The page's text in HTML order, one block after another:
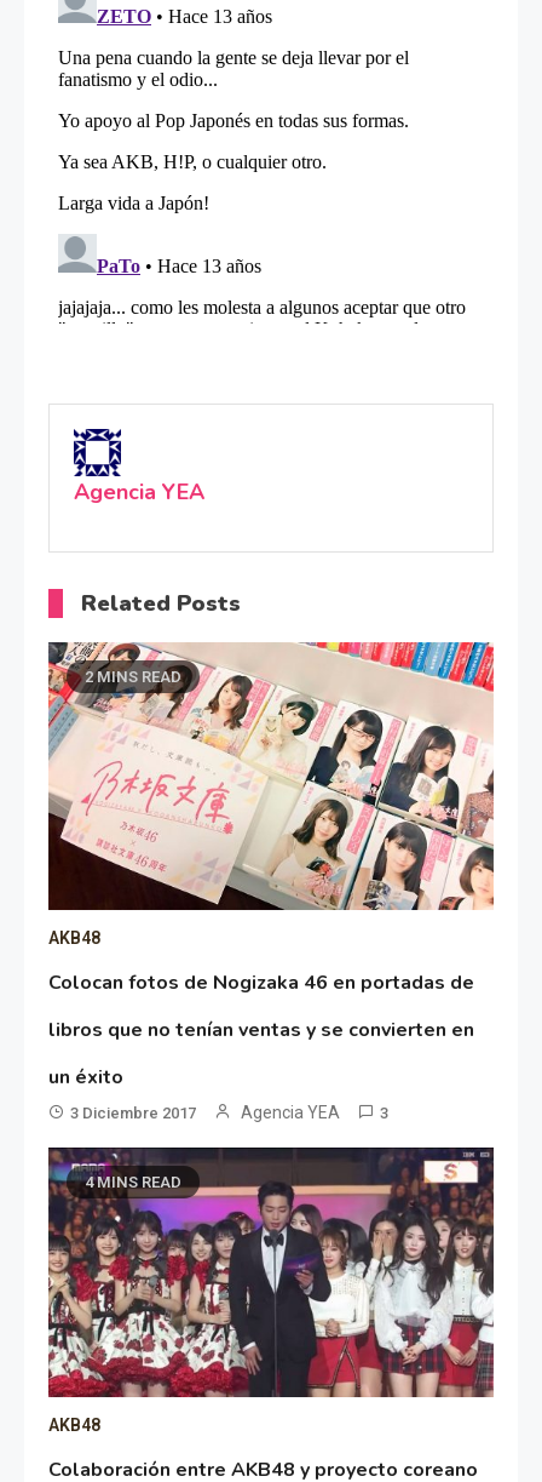
Agencia YEA
Related Posts
2 MINS READ
AKB48
Colocan fotos de Nogizaka 46 en portadas de
libros que no tenían ventas y se convierten en
un éxito
3 Diciembre 2017 Agencia YEA 3
4 MINS READ
AKB48
Colaboración entre AKB48 y proyecto coreano